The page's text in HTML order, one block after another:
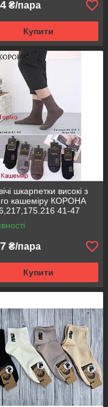
₴/пара
Купити
шкарпетки високі з
кашеміру КОРОНА
41-47
AY175-3
₴/пара
Купити